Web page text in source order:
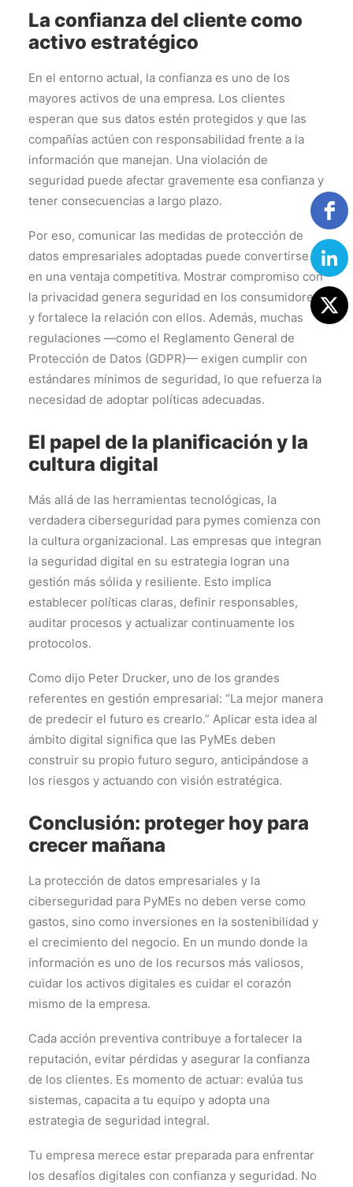
La confianza del cliente como
activo estratégico
En el entorno actual, la confianza es uno de los
mayores activos de una empresa. Los clientes
esperan que sus datos estén protegidos y que las
compañías actúen con responsabilidad frente a la
información que manejan. Una violación de
seguridad puede afectar gravemente esa confianza y
tener consecuencias a largo plazo.
Por eso, comunicar las medidas de protección de
datos empresariales adoptadas puede convertirse
en una ventaja competitiva. Mostrar compromiso con
la privacidad genera seguridad en los consumidores
y fortalece la relación con ellos. Además, muchas
regulaciones —como el Reglamento General de
Protección de Datos (GDPR)— exigen cumplir con
estándares mínimos de seguridad, lo que refuerza la
necesidad de adoptar políticas adecuadas.
El papel de la planificación y la
cultura digital
Más allá de las herramientas tecnológicas, la
verdadera ciberseguridad para pymes comienza con
la cultura organizacional. Las empresas que integran
la seguridad digital en su estrategia logran una
gestión más sólida y resiliente. Esto implica
establecer políticas claras, definir responsables,
auditar procesos y actualizar continuamente los
protocolos.
Como dijo Peter Drucker, uno de los grandes
referentes en gestión empresarial: “La mejor manera
de predecir el futuro es crearlo.” Aplicar esta idea al
ámbito digital significa que las PyMEs deben
construir su propio futuro seguro, anticipándose a
los riesgos y actuando con visión estratégica.
Conclusión: proteger hoy para
crecer mañana
La protección de datos empresariales y la
ciberseguridad para PyMEs no deben verse como
gastos, sino como inversiones en la sostenibilidad y
el crecimiento del negocio. En un mundo donde la
información es uno de los recursos más valiosos,
cuidar los activos digitales es cuidar el corazón
mismo de la empresa.
Cada acción preventiva contribuye a fortalecer la
reputación, evitar pérdidas y asegurar la confianza
de los clientes. Es momento de actuar: evalúa tus
sistemas, capacita a tu equipo y adopta una
estrategia de seguridad integral.
Tu empresa merece estar preparada para enfrentar
los desafíos digitales con confianza y seguridad. No